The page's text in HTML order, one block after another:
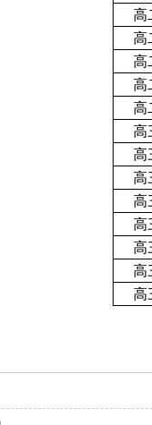
高
高
高
高
高
高
高
高
高
高
高
高
高